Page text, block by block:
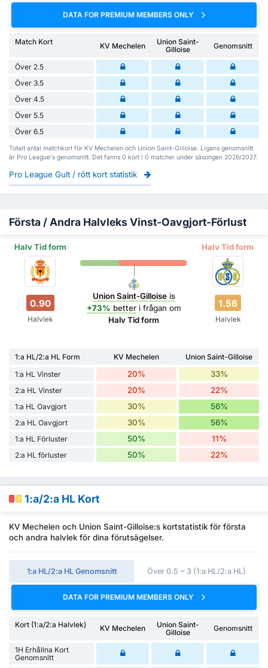
DATA FOR PREMIUM MEMBERS ONLY
Match Kort KV Mechelen
Union Saint-
Gilloise
Genomsnitt
Över 2.5
Över 3.5
Över 4.5
Över 5.5
Över 6.5
Totalt antal matchkort för KV Mechelen och Union Saint-Gilloise. Ligans genomsnitt
är Pro League's genomsnitt. Det fanns 0 kort i 0 matcher under säsongen 2026/2027.
Pro League Gult / rött kort statistik
Första / Andra Halvleks Vinst-Oavgjort-Förlust
Halv Tid form Halv Tid form
0.90
Halvlek
Union Saint-Gilloiseis
+73% betteri frågan om
Halv Tid form
1.56
Halvlek
1:a HL/2:a HL Form KV Mechelen
Union Saint-Gilloise
1:a HL Vinster
20% 33%
2:a HL Vinster 20% 22%
1:a HL Oavgjort 30% 56%
2:a HL Oavgjort 30% 56%
1:a HL Förluster 50% 11%
2:a HL förluster 50% 22%
1:a/2:a HL Kort
KV Mechelen och Union Saint-Gilloise:s kortstatistik för första
och andra halvlek för dina förutsägelser.
1:a HL/2:a HL Genomsnitt Över 0.5 ~ 3 (1:a HL/2:a HL)
DATA FOR PREMIUM MEMBERS ONLY
Kort (1:a/2:a Halvlek) KV Mechelen
Union Saint-
Gilloise
Genomsnitt
1H Erhållna Kort
Genomsnitt